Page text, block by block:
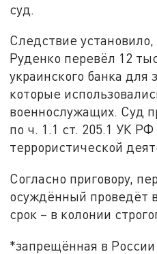
суд.
Следствие установило,
Руденко перевёл 12
украинского банка для
которые
военнослужащих. Суд
по ч. 1.1 ст. 205.1 УК
террористической
Согласно приговору,
осуждённый проведёт
срок – в колонии
*запрещённая в